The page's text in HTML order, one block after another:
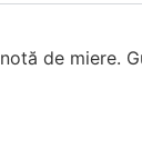
de miere.